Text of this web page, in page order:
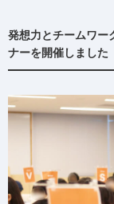
発想力とチームワー
ナーを開催しました